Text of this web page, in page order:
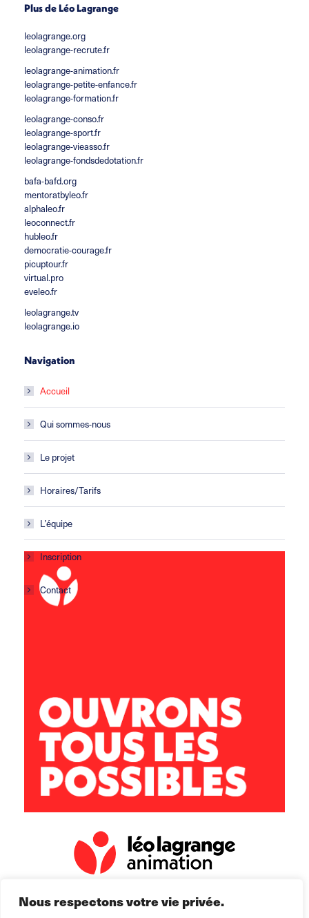
Nous respectons votre vie privée.
Plus de Léo Lagrange
leolagrange.org
leolagrange-recrute.fr
leolagrange-animation.fr
leolagrange-petite-enfance.fr
leolagrange-formation.fr
leolagrange-conso.fr
leolagrange-sport.fr
leolagrange-vieasso.fr
leolagrange-fondsdedotation.fr
bafa-bafd.org
mentoratbyleo.fr
alphaleo.fr
leoconnect.fr
hubleo.fr
democratie-courage.fr
picuptour.fr
virtual.pro
eveleo.fr
leolagrange.tv
leolagrange.io
Navigation
Accueil
Qui sommes-nous
Le projet
Horaires/Tarifs
L’équipe
Inscription
Contact
leon.koffi@leolagrange.org